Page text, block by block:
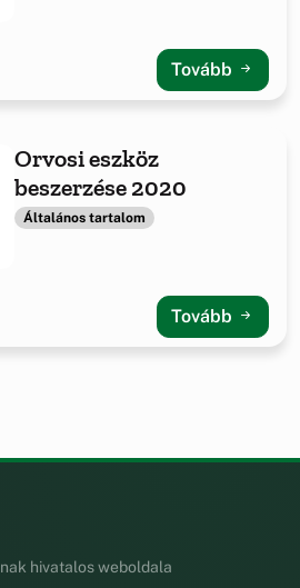
Tovább
Orvosi eszköz
beszerzése 2020
Általános tartalom
Tovább
hivatalos weboldala